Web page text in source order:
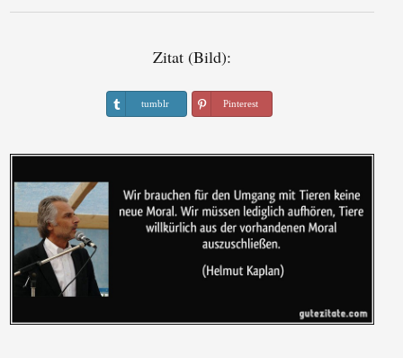
Zitat (Bild):
tumblr Pinterest